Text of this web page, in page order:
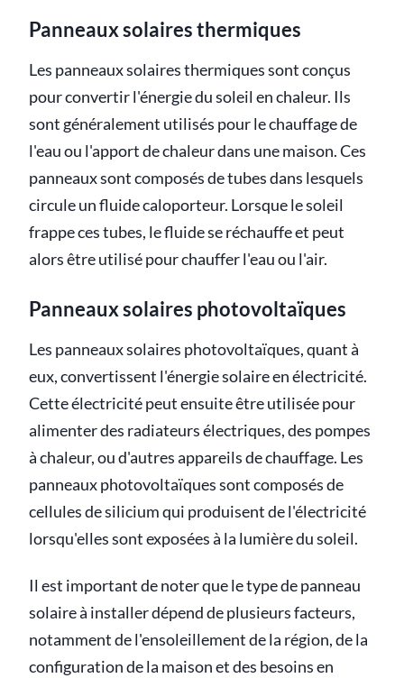
Panneaux solaires thermiques
Les panneaux solaires thermiques sont conçus
pour convertir l'énergie du soleil en chaleur. Ils
sont généralement utilisés pour le chauffage de
l'eau ou l'apport de chaleur dans une maison. Ces
panneaux sont composés de tubes dans lesquels
circule un fluide caloporteur. Lorsque le soleil
frappe ces tubes, le fluide se réchauffe et peut
alors être utilisé pour chauffer l'eau ou l'air.
Panneaux solaires photovoltaïques
Les panneaux solaires photovoltaïques, quant à
eux, convertissent l'énergie solaire en électricité.
Cette électricité peut ensuite être utilisée pour
alimenter des radiateurs électriques, des pompes
à chaleur, ou d'autres appareils de chauffage. Les
panneaux photovoltaïques sont composés de
cellules de silicium qui produisent de l'électricité
lorsqu'elles sont exposées à la lumière du soleil.
Il est important de noter que le type de panneau
solaire à installer dépend de plusieurs facteurs,
notamment de l'ensoleillement de la région, de la
configuration de la maison et des besoins en